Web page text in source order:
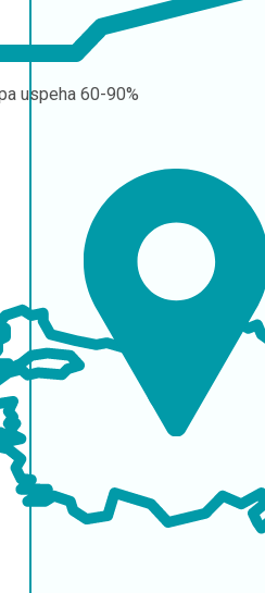
uspeha 60-90%